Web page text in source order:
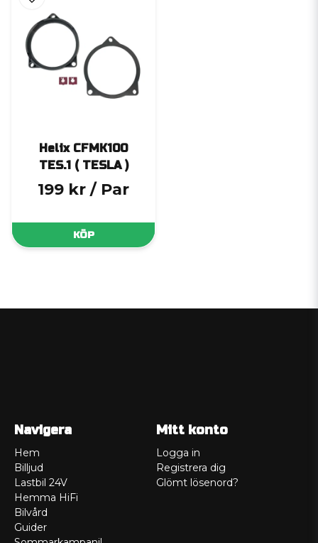
Helix CFMK100
TES.1 ( TESLA )
199 kr / Par
KÖP
Navigera
Hem
Billjud
Lastbil 24V
Hemma HiFi
Bilvård
Guider
Mitt konto
Logga in
Registrera dig
Glömt lösenord?